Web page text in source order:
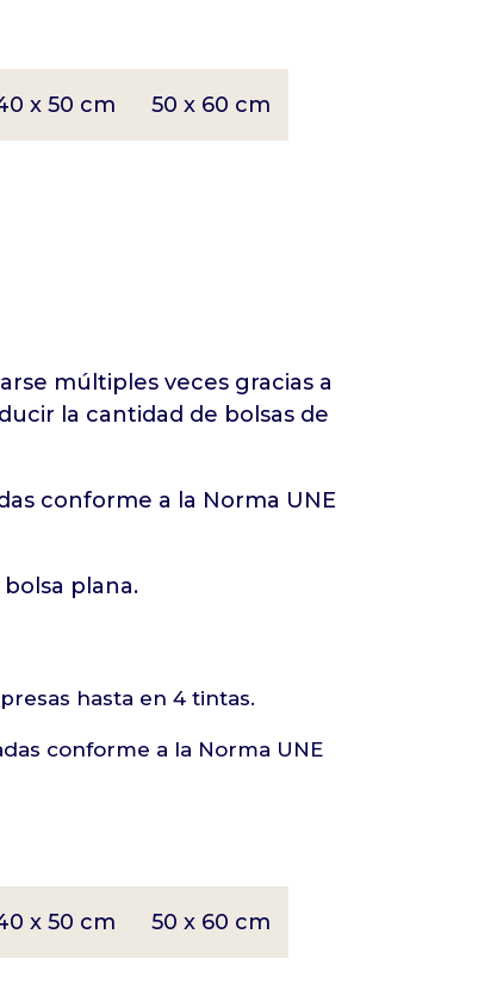
x 50 cm 50 x 60 cm
múltiples veces gracias a
la cantidad de bolsas de
conforme a la Norma UNE
plana.
hasta en 4 tintas.
conforme a la Norma UNE
x 50 cm 50 x 60 cm